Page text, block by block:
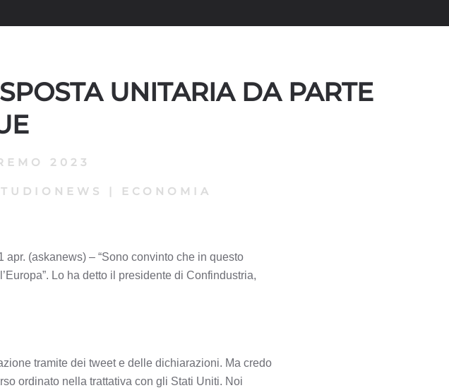
UNITARIA DA PARTE
2023
| ECONOMIA
(askanews) – “Sono convinto che in questo
Lo ha detto il presidente di Confindustria,
tramite dei tweet e delle dichiarazioni. Ma credo
ordinato nella trattativa con gli Stati Uniti. Noi